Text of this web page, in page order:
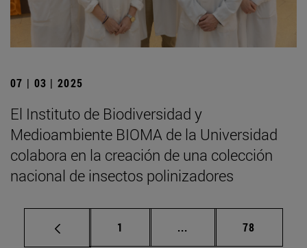
07 | 03 | 2025
El Instituto de Biodiversidad y
Medioambiente BIOMA de la Universidad
colabora en la creación de una colección
nacional de insectos polinizadores
Página
1 ... Páginas intermedias
Página
78